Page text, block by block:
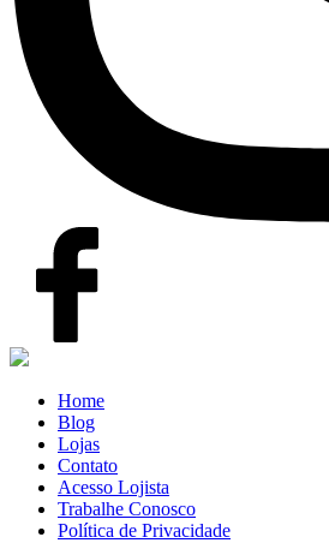
Home
Blog
Lojas
Contato
Acesso Lojista
Trabalhe Conosco
Política de Privacidade